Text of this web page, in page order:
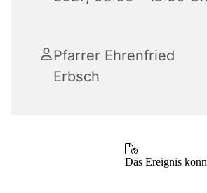
Pfarrer Ehrenfried
Erbsch